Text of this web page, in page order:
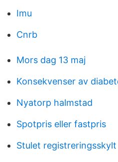
Imu
Cnrb
Mors dag 13 maj
Konsekvenser av
Nyatorp halmstad
Spotpris eller fastpris
Stulet registreringsskylt